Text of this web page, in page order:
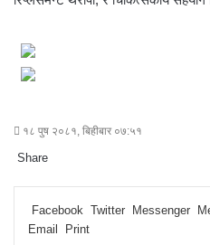
१८ पुष २०८१, बिहीबार ०७:५१
Share
k
s
s
s
s
a
t
a
r
i
n
Facebook Twitter Messenger
Email
Print